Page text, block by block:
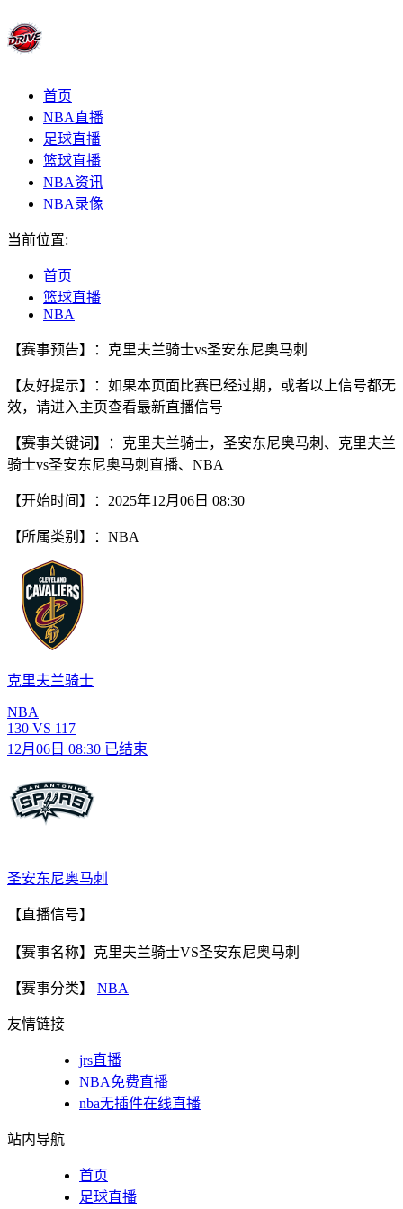
首页
NBA直播
足球直播
篮球直播
NBA资讯
NBA录像
当前位置:
首页
篮球直播
NBA
【赛事预告】：克里夫兰骑士vs圣安东尼奥马刺
【友好提示】：如果本页面比赛已经过期，或者以上信号都无
效，请进入主页查看最新直播信号
【赛事关键词】：克里夫兰骑士，圣安东尼奥马刺、克里夫兰
骑士vs圣安东尼奥马刺直播、NBA
【开始时间】：2025年12月06日 08:30
【所属类别】：NBA
克里夫兰骑士
NBA
130 VS 117
12月06日 08:30 已结束
圣安东尼奥马刺
【直播信号】
【赛事名称】克里夫兰骑士VS圣安东尼奥马刺
【赛事分类】 NBA
友情链接
jrs直播
NBA免费直播
nba无插件在线直播
站内导航
首页
足球直播